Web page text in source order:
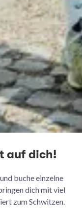
auf dich!
buche einzelne
dich mit viel
zum Schwitzen.